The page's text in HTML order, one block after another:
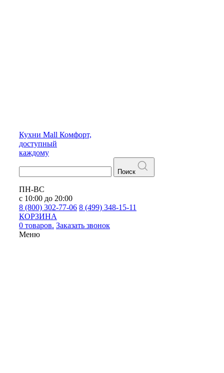
Кухни Mall Комфорт,
доступный
каждому
Поиск
ПН-ВС
с 10:00 до 20:00
8 (800) 302-77-06 8 (499) 348-15-11
КОРЗИНА
0 товаров. Заказать звонок
Меню